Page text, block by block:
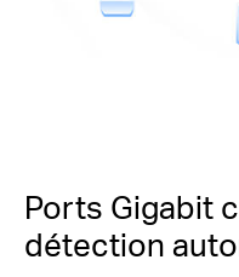
Ports Gigabit
détection